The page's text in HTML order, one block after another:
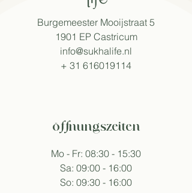
Burgemeester Mooijstraat 5
1901 EP Castricum
info@sukhalife.nl
+ 31 616019114
öffnungszeiten
Mo - Fr: 08:30 - 15:30
Sa: 09:00 - 16:00
So: 09:30 - 16:00